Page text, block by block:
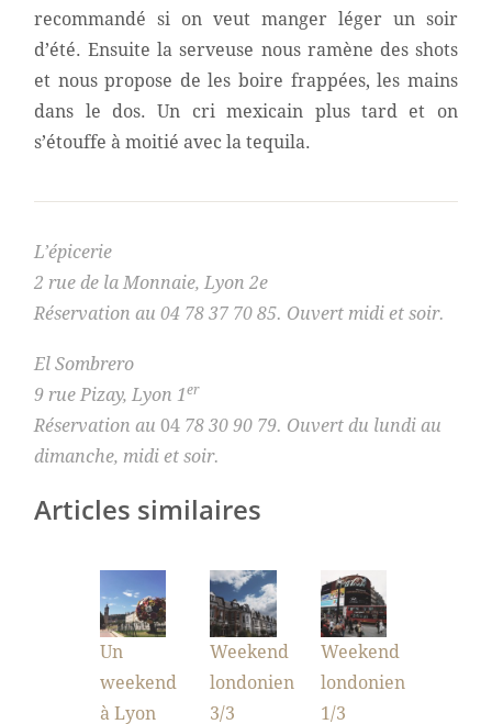
recommandé si on veut manger léger un soir
d’été. Ensuite la serveuse nous ramène des shots
et nous propose de les boire frappées, les mains
dans le dos. Un cri mexicain plus tard et on
s’étouffe à moitié avec la tequila.
L’épicerie
2 rue de la Monnaie, Lyon 2e
Réservation au04 78 37 70 85. Ouvert midi et soir.
El Sombrero
9 rue Pizay, Lyon 1er
Réservation au04 78 30 90 79. Ouvert du lundi au
dimanche, midi et soir.
Articles similaires
Un
weekend
à Lyon
Weekend
londonien
3/3
Weekend
londonien
1/3